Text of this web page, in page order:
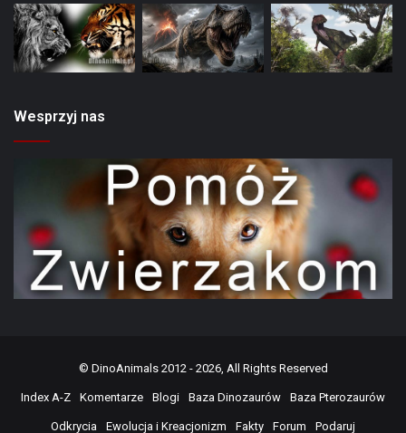
Wesprzyj nas
© DinoAnimals2012 - 2026, All Rights Reserved
Index A-Z Komentarze Blogi Baza Dinozaurów Baza Pterozaurów
Odkrycia Ewolucja i Kreacjonizm Fakty Forum Podaruj